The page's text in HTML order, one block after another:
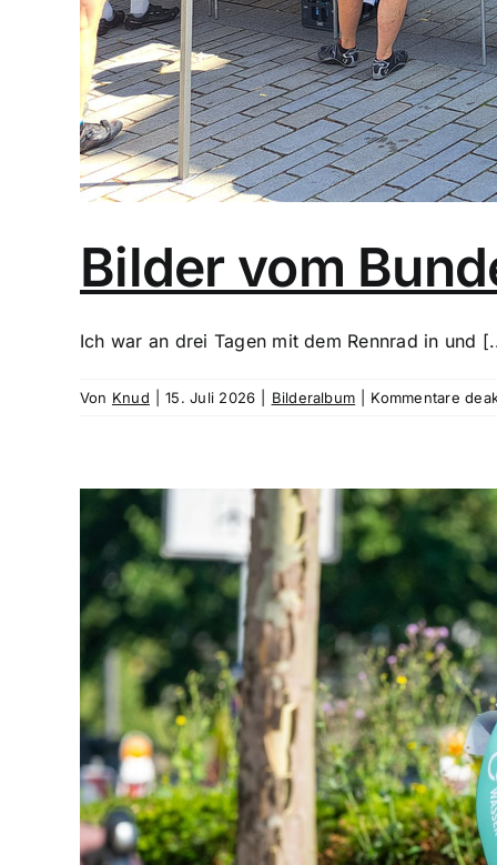
Bilder vom
Ich war an drei Tagen mit dem Rennrad in und
Von Knud 15. Juli 2026 Bilderalbum Kommentare